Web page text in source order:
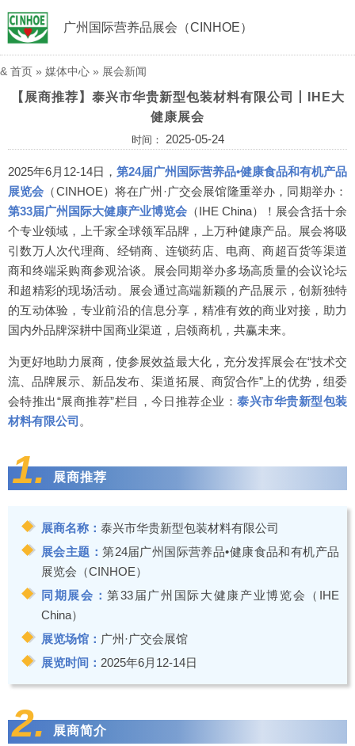
广州国际营养品展会（CINHOE）
& 首页 » 媒体中心 » 展会新闻
【展商推荐】泰兴市华贵新型包装材料有限公司丨IHE大
健康展会
时间： 2025-05-24
2025年6月12-14日， 第24届广州国际营养品•健康食品和有机产品
展览会 （CINHOE） 将在广州·广交会展馆隆重举办，同期举办：
第33届广州国际大健康产业博览会 （IHE China）
！展会含括十余
个专业领域，上千家全球领军品牌，上万种健康产品。展会将吸
引数万人次代理商、经销商、连锁药店、电商、商超百货等渠道
商和终端采购商参观洽谈。展会同期举办多场高质量的会议论坛
和超精彩的现场活动。展会通过高端新颖的产品展示，创新独特
的互动体验，专业前沿的信息分享，精准有效的商业对接，助力
国内外品牌深耕中国商业渠道，启领商机，共赢未来。
为更好地助力展商，使参展效益最大化，充分发挥展会在“技术交
流、品牌展示、新品发布、渠道拓展、商贸合作”上的优势，组委
会特推出“展商推荐”栏目，今日推荐企业：泰兴市华贵新型包装
材料有限公司 。
1. 展商推荐
展商名称： 泰兴市华贵新型包装材料有限公司
展会主题：第24届广州国际营养品•健康食品和有机产品
展览会（CINHOE）
同期展会：第33届广州国际大健康产业博览会（IHE
China）
展览场馆： 广州·广交会展馆
展览时间： 2025年6月12-14日
2. 展商简介